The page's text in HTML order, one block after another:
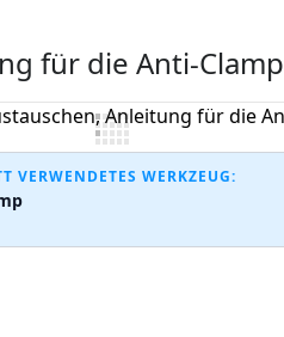
für die Anti-Clamp
VERWENDETES WERKZEUG: